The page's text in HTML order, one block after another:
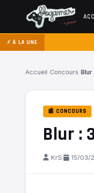
⚡ À LA UNE
Accueil Concours Blur
📰 CONCOURS
Blur :
KrS· 15/03/